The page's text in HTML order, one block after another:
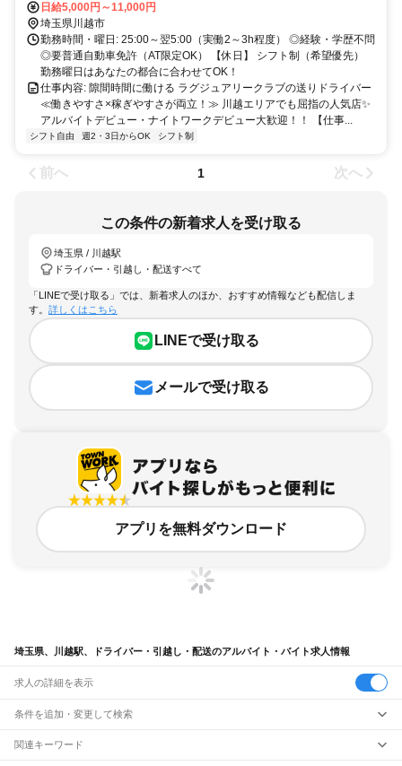
駅」からもアクセス良好◎ ＼駅チカで通勤ラクラク♪／ 川越は【住み
やすさ×華やかさ】のバランスが抜群な街！ 観光地としても人気で、
駅前には飲食店やショッピング施設も充実✨ 仕事前後にちょっと寄り
道するのも楽しみのひとつです♪ 駅近だから、天気が悪い日でもスト
レスなく通勤できます◎
日給5,000円～11,000円
埼玉県川越市
勤務時間・曜日: 25:00～翌5:00（実働2～3h程度） ◎経験・学歴不問
◎要普通自動車免許（AT限定OK） 【休日】 シフト制（希望優先）
勤務曜日はあなたの都合に合わせてOK！
仕事内容: 隙間時間に働ける ラグジュアリークラブの送りドライバー
≪働きやすさ×稼ぎやすさが両立！≫ 川越エリアでも屈指の人気店✨
アルバイトデビュー・ナイトワークデビュー大歓迎！！ 【仕事...
シフト自由 週2・3日からOK シフト制
前へ 1 次へ
この条件の新着求人を受け取る
埼玉県 / 川越駅
ドライバー・引越し・配送すべて
「LINEで受け取る」では、新着求人のほか、おすすめ情報なども配信しま
す。 詳しくはこちら
LINEで受け取る
メールで受け取る
アプリを無料ダウンロード
埼玉県、川越駅、ドライバー・引越し・配送のアルバイト・バイト求人情報
求人の詳細を表示
条件を追加・変更して検索
市区町村を追加・変更
関連キーワード